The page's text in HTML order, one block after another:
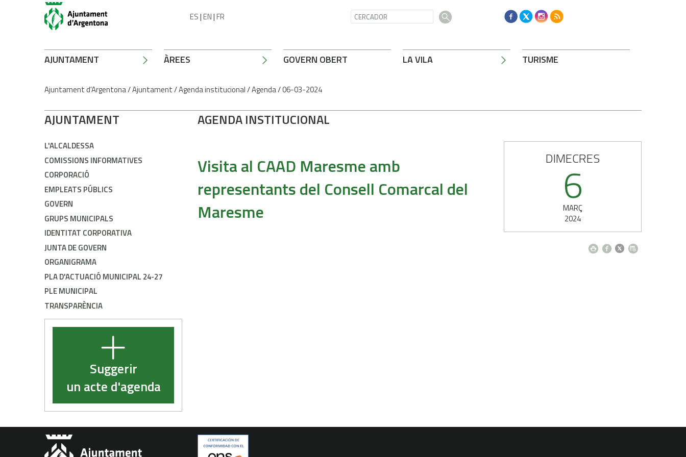
ES|EN|FR
AJUNTAMENT ÀREES GOVERN OBERT LA VILA TURISME
Ajuntament d'Argentona/Ajuntament/Agenda institucional/Agenda/06-03-2024
AJUNTAMENT
L'ALCALDESSA
COMISSIONS INFORMATIVES
CORPORACIÓ
EMPLEATS PÚBLICS
GOVERN
GRUPS MUNICIPALS
IDENTITAT CORPORATIVA
JUNTA DE GOVERN
ORGANIGRAMA
PLA D'ACTUACIÓ MUNICIPAL 24-27
PLE MUNICIPAL
TRANSPARÈNCIA
Suggerir
un acte d'agenda
AGENDA INSTITUCIONAL
Visita al CAAD Maresme amb
representants del Consell Comarcal del
Maresme
DIMECRES
6
MARÇ
2024